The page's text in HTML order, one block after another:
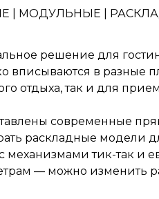
МОДУЛЬНЫЕ
решение для
вписываются в разные
отдыха, так и для
современные
раскладные модели
механизмами тик-так и
— можно изменить